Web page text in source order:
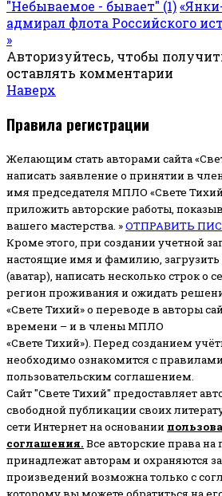
"Небываемое - бывает" (1)
адмирал флота Российского
»
Авторизуйтесь, чтобы
оставлять комментарии
Наверх
Правила регистрации
Желающим стать авторами сайта
написать заявление о принятии в
имя председателя МПЛО «Свете
приложить авторские работы,
вашего мастерства. »ОТПРАВИТЬ
Кроме этого, при создании учетной
настоящие имя и фамилию,
(аватар), написать несколько строк о
регион проживания и ожидать
«Свете Тихий» о переводе в авторы
времени – и в члены МПЛО
«Свете Тихий»). Перед созданием
необходимо ознакомится с
пользовательским соглашением.
Сайт "Свете Тихий" предоставляет
свободной публикации своих
сети Интернет на основании
соглашения. Все авторские права
принадлежат авторам и охраняются
произведений возможна только с